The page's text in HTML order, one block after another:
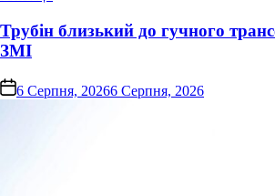
Трубін близький до гучного
ЗМІ
on6 Серпня, 20266 Серпня, 2026